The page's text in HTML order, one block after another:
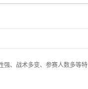
强、战术多变、参赛人数多等特